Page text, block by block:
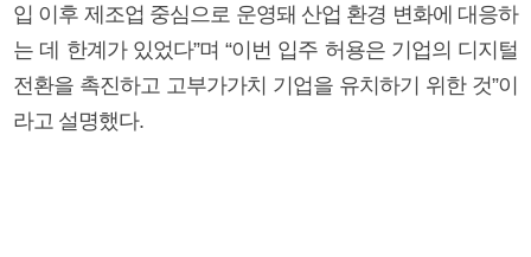
입 이후 제조업 중심으로 운영돼 산업 환경 변화에 대응하
는 데 한계가 있었다”며 “이번 입주 허용은 기업의 디지털
전환을 촉진하고 고부가가치 기업을 유치하기 위한 것”이
라고 설명했다.